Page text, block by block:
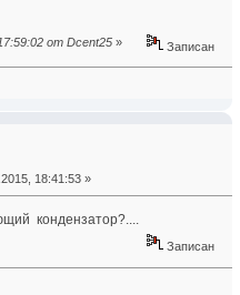
от Dcent25 » Записан
18:41:53 »
кондензатор?....
Записан